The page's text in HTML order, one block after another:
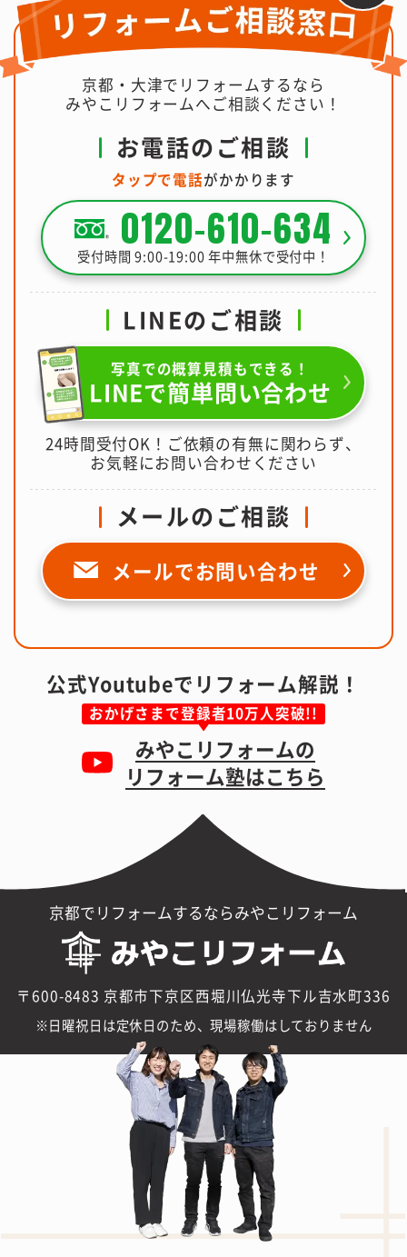
京都・大津でリフォームするなら
みやこリフォームへご相談ください！
お電話のご相談
タップで電話がかかります
0120-610-634
受付時間 9:00-19:00 年中無休で受付中！
LINEのご相談
写真での概算見積もできる！
LINEで簡単問い合わせ
24時間受付OK！ご依頼の有無に関わらず、
お気軽にお問い合わせください
メールのご相談
メールでお問い合わせ
公式Youtubeでリフォーム解説！
おかげさまで登録者10万人突破!!
みやこリフォームの
リフォーム塾はこちら
京都でリフォームするならみやこリフォーム
〒600-8483 京都市下京区西堀川仏光寺下ル吉水町336
日曜祝日は定休日のため、現場稼働はしておりません